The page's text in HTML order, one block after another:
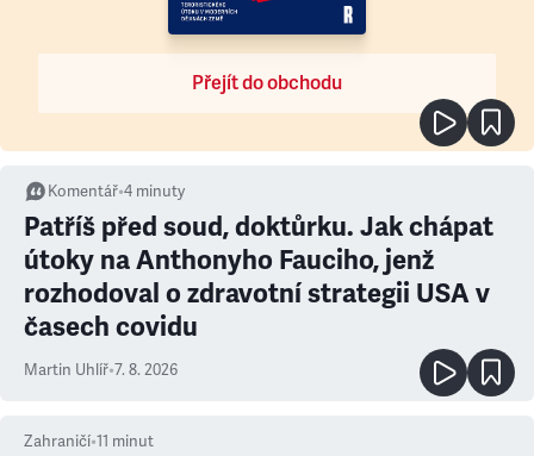
Přejít do obchodu
Komentář•4 minuty
Patříš před soud, doktůrku. Jak chápat
útoky na Anthonyho Fauciho, jenž
rozhodoval o zdravotní strategii USA v
časech covidu
Martin Uhlíř•7. 8. 2026
Zahraničí•11 minut